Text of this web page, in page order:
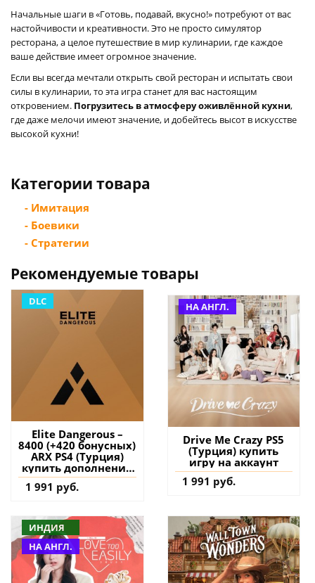
Начальные шаги в «Готовь, подавай, вкусно!» потребуют от вас
настойчивости и креативности. Это не просто симулятор
ресторана, а целое путешествие в мир кулинарии, где каждое
ваше действие имеет огромное значение.
Если вы всегда мечтали открыть свой ресторан и испытать свои
силы в кулинарии, то эта игра станет для вас настоящим
откровением. Погрузитесь в атмосферу оживлённой кухни,
где даже мелочи имеют значение, и добейтесь высот в искусстве
высокой кухни!
Категории товара
- Имитация
- Боевики
- Стратегии
Рекомендуемые товары
DLC
Elite Dangerous –
8400 (+420 бонусных)
ARX PS4 (Турция)
купить дополнение
на аккаунт
1 991 руб.
НА АНГЛ.
Drive Me Crazy PS5
(Турция) купить
игру на аккаунт
1 991 руб.
ИНДИЯ
НА АНГЛ.